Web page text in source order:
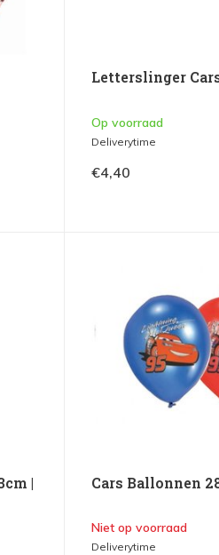
Letterslinger
Op voorraad
Deliverytime
€4,40
|
Cars Ballonnen
Niet op voorraad
Deliverytime